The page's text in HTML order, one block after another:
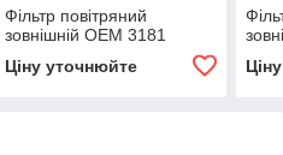
Фільтр повітряний
зовнішній OEM 3181
Ціну уточнюйте